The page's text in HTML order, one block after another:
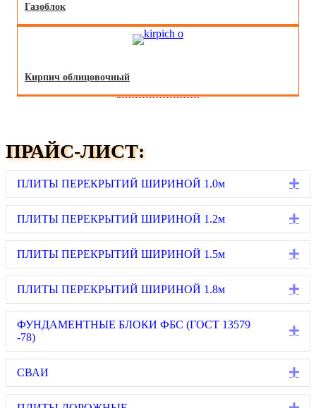
Газоблок
Кирпич облицовочный
ПРАЙС-ЛИСТ:
ПЛИТЫ ПЕРЕКРЫТИЙ ШИРИНОЙ 1.0м
ПЛИТЫ ПЕРЕКРЫТИЙ ШИРИНОЙ 1.2м
ПЛИТЫ ПЕРЕКРЫТИЙ ШИРИНОЙ 1.5м
ПЛИТЫ ПЕРЕКРЫТИЙ ШИРИНОЙ 1.8м
ФУНДАМЕНТНЫЕ БЛОКИ ФБС (ГОСТ 13579
-78)
СВАИ